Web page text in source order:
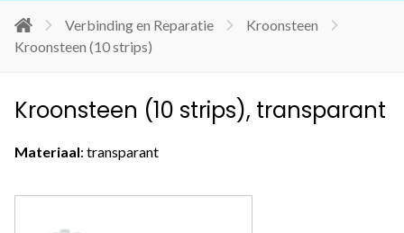
Verbinding en Reparatie
Kroonsteen
Kroonsteen (10 strips)
Kroonsteen (10 strips), transparant
Materiaal: transparant